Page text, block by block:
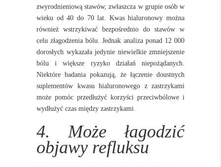
zwyrodnieniową stawów, zwłaszcza w grupie osób w
wieku od 40 do 70 lat. Kwas hialuronowy można
również wstrzykiwać bezpośrednio do stawów w
celu złagodzenia bólu. Jednak analiza ponad 12 000
dorosłych wykazała jedynie niewielkie zmniejszenie
bólu i większe ryzyko działań niepożądanych.
Niektóre badania pokazują, że łączenie doustnych
suplementów kwasu hialuronowego z zastrzykami
może pomóc przedłużyć korzyści przeciwbólowe i
wydłużyć czas między zastrzykami.
4. Może łagodzić
objawy refluksu